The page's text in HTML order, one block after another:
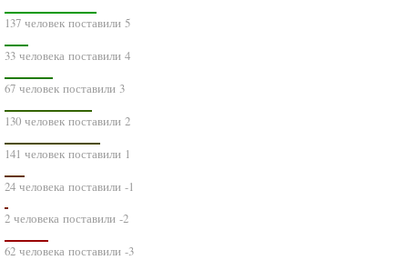
137 человек поставили 5
33 человека поставили 4
67 человек поставили 3
130 человек поставили 2
141 человек поставили 1
24 человека поставили -1
2 человека поставили -2
62 человека поставили -3